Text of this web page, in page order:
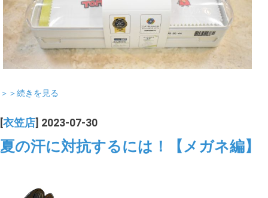
＞＞続きを見る
衣笠店 ] 2023-07-30
夏の汗に対抗するには！【メガネ編】